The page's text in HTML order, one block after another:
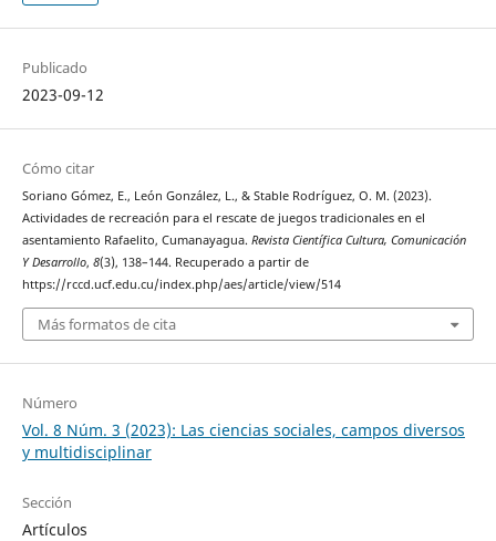
Publicado
2023-09-12
Cómo citar
Soriano Gómez, E., León González, L., & Stable Rodríguez, O. M. (2023).
Actividades de recreación para el rescate de juegos tradicionales en el
asentamiento Rafaelito, Cumanayagua. Revista Científica Cultura, Comunicación
Y Desarrollo, 8(3), 138–144. Recuperado a partir de
https://rccd.ucf.edu.cu/index.php/aes/article/view/514
Más formatos de cita
Número
Vol. 8 Núm. 3 (2023): Las ciencias sociales, campos diversos
y multidisciplinar
Sección
Artículos